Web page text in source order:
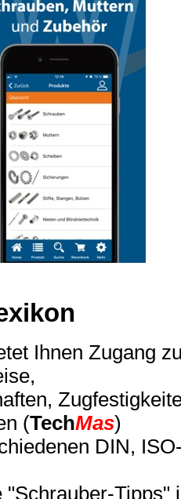
Ihnen Zugang
(TechMas)
DIN,
"Schrauber-Tipps"